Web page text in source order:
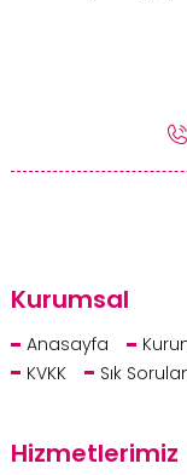
Kurumsal
Anasayfa
KVKK
Sık
Hizmetlerimiz